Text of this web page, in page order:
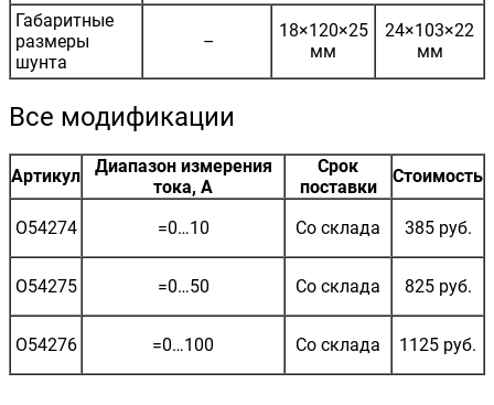
Габаритные
размеры
шунта
–
18×120×25
мм
24×103×22
мм
Все модификации
Артикул
Диапазон измерения
тока, А
Срок
поставки
Стоимость
O54274 =0…10 Со склада 385 руб.
O54275 =0…50 Со склада 825 руб.
O54276 =0…100 Со склада 1125 руб.